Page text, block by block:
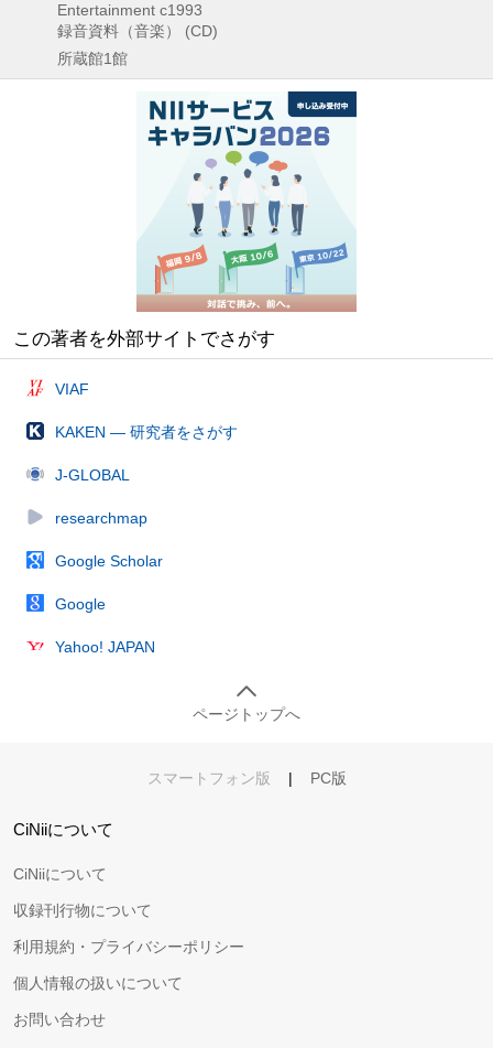
Entertainment c1993
録音資料（音楽） (CD)
所蔵館1館
この著者を外部サイトでさがす
VIAF
KAKEN — 研究者をさがす
J-GLOBAL
researchmap
Google Scholar
Google
Yahoo! JAPAN
ページトップへ
スマートフォン版 | PC版
CiNiiについて
CiNiiについて
収録刊行物について
利用規約・プライバシーポリシー
個人情報の扱いについて
お問い合わせ